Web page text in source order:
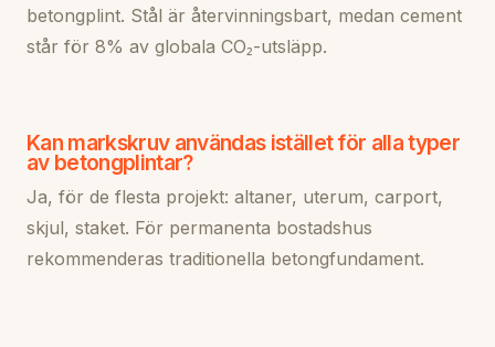
betongplint. Stål är återvinningsbart, medan cement
står för 8% av globala CO₂-utsläpp.
Kan markskruv användas istället för alla typer
av betongplintar?
Ja, för de flesta projekt: altaner, uterum, carport,
skjul, staket. För permanenta bostadshus
rekommenderas traditionella betongfundament.